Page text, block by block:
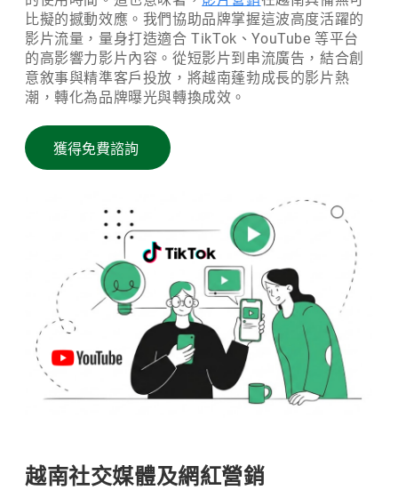
比擬的撼動效應。我們協助品牌掌握這波高度活躍的
影片流量，量身打造適合 TikTok、YouTube 等平台
的高影響力影片內容。從短影片到串流廣告，結合創
意敘事與精準客戶投放，將越南蓬勃成長的影片熱
潮，轉化為品牌曝光與轉換成效。
獲得免費諮詢
越南社交媒體及網紅營銷